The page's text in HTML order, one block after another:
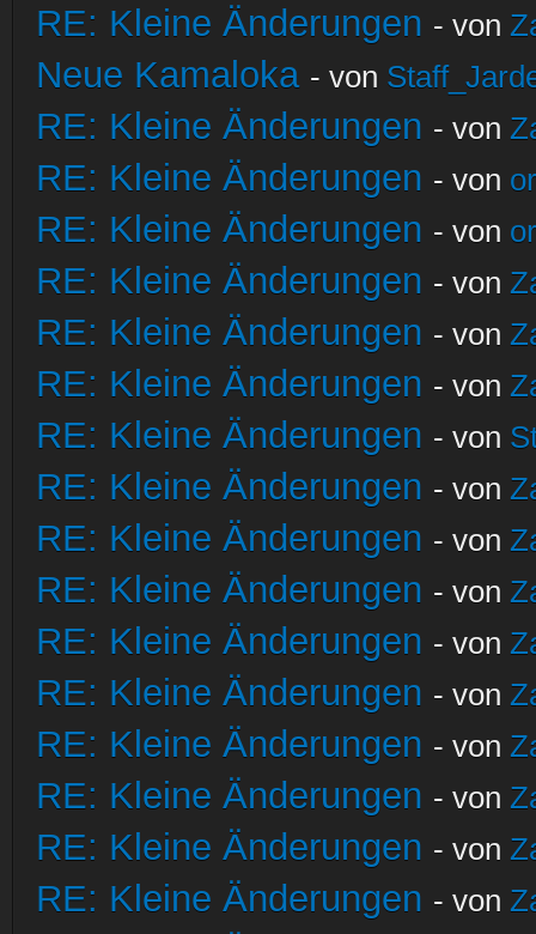
RE: Kleine Änderungen - von
Neue Kamaloka - von
RE: Kleine Änderungen - von
RE: Kleine Änderungen - von
RE: Kleine Änderungen - von
RE: Kleine Änderungen - von
RE: Kleine Änderungen - von
RE: Kleine Änderungen - von
RE: Kleine Änderungen - von
RE: Kleine Änderungen - von
RE: Kleine Änderungen - von
RE: Kleine Änderungen - von
RE: Kleine Änderungen - von
RE: Kleine Änderungen - von
RE: Kleine Änderungen - von
RE: Kleine Änderungen - von
RE: Kleine Änderungen - von
RE: Kleine Änderungen - von